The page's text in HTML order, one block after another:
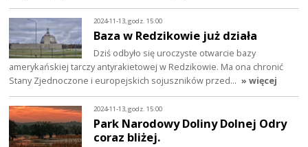
2024-11-13, godz. 15:00
Baza w Redzikowie już działa
Dziś odbyło się uroczyste otwarcie bazy
amerykańskiej tarczy antyrakietowej w Redzikowie. Ma ona chronić
Stany Zjednoczone i europejskich sojuszników przed… » więcej
2024-11-13, godz. 15:00
Park Narodowy Doliny Dolnej Odry
coraz bliżej.